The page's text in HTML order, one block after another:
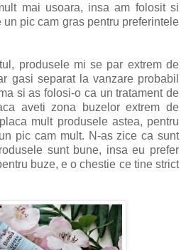
mai usoara, insa am folosit si
pic cam gras pentru preferintele
produsele mi se par extrem de
gasi separat la vanzare probabil
si as folosi-o ca un tratament de
aveti zona buzelor extrem de
mult produsele astea, pentru
pic cam mult. N-as zice ca sunt
sunt bune, insa eu prefer
buze, e o chestie ce tine strict